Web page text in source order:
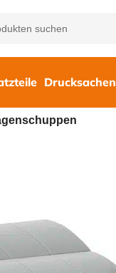
Drucksachen